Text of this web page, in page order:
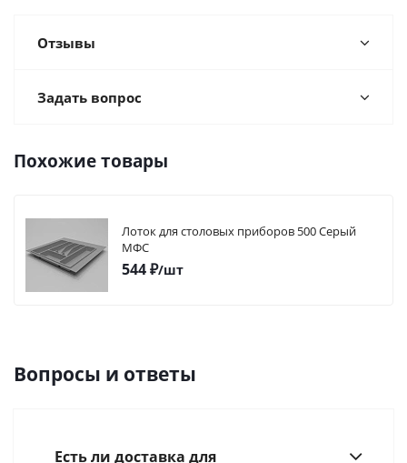
Отзывы
Задать вопрос
Похожие товары
Лоток для столовых приборов 500 Серый
МФС
544₽/шт
Вопросы и ответы
Есть ли доставка для